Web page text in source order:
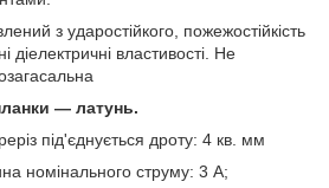
з ударостійкого, пожежостійкість
діелектричні властивості. Не
— латунь.
під'єднується дроту: 4 кв. мм
номінального струму: 3 А;